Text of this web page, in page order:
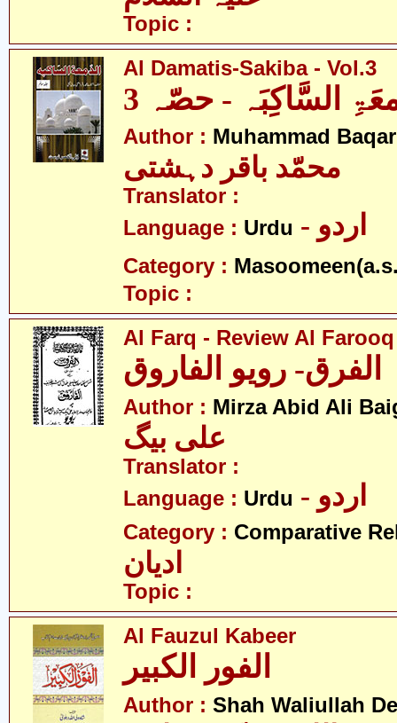
Topic :
Al Damatis-Sakiba - Vol.3
السَّاکِبَہ - حصّہ 3
Author : Muhammad
محمّد باقر دہشتی
Translator :
Language : Urdu - اردو
Category :
Topic :
Al Farq - Review Al Farooq
الفرق- رویو الفاروق
Author : Mirza Abid Ali
علی بیگ
Translator :
Language : Urdu - اردو
Category : Comparative
ادیان
Topic :
Al Fauzul Kabeer
الفور الکبیر
Author : Shah Waliullah